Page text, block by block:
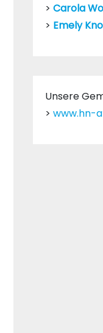
> Carola
> Emely
Unsere
> www.hn-